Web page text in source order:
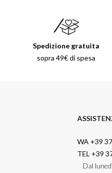
Spedizione gratuita
sopra 49€ di spesa
WA +39
TEL +39
Dal